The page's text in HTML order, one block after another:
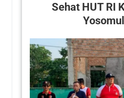
Sehat HUT RI